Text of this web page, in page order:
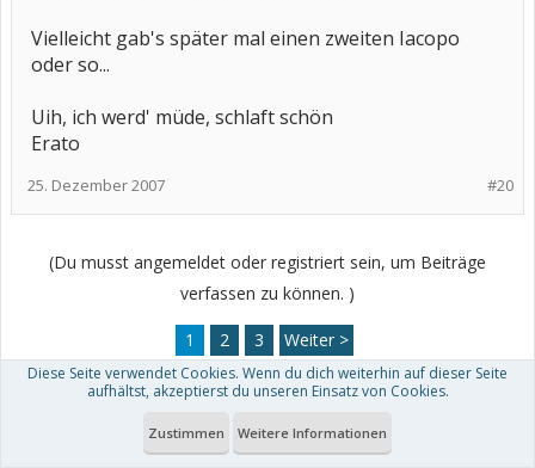
Vielleicht gab's später mal einen zweiten Iacopo
oder so...
Uih, ich werd' müde, schlaft schön
Erato
#20
25. Dezember 2007
(Du musst angemeldet oder registriert sein, um Beiträge
verfassen zu können. )
1 2 3 Weiter >
Diese Seite verwendet Cookies. Wenn du dich weiterhin auf dieser Seite
aufhältst, akzeptierst du unseren Einsatz von Cookies.
Zustimmen Weitere Informationen